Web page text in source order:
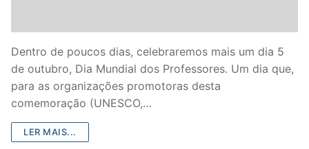
PRÉ-ESCOLAR
1º CICLO
Dentro de poucos dias, celebraremos mais um dia 5
de outubro, Dia Mundial dos Professores. Um dia que,
para as organizações promotoras desta
comemoração (UNESCO,…
LER MAIS...